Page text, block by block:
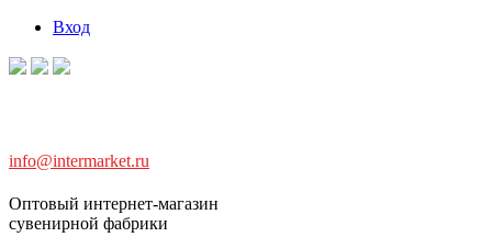
Вход
info@intermarket.ru
Оптовый интернет-магазин
сувенирной фабрики